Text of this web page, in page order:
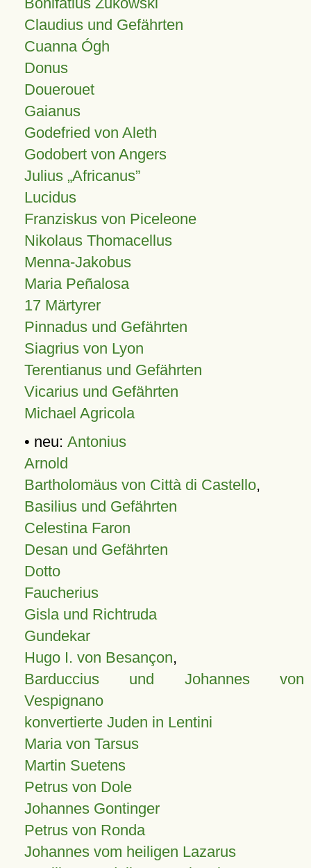
Claudius und Gefährten
Cuanna Ógh
Donus
Douerouet
Gaianus
Godefried von Aleth
Godobert von Angers
Julius Africanus
Lucidus
Franziskus von Piceleone
Nikolaus Thomacellus
Menna-Jakobus
Maria Peñalosa
17 Märtyrer
Pinnadus und Gefährten
Siagrius von Lyon
Terentianus und Gefährten
Vicarius und Gefährten
Michael Agricola
• neu: Antonius
Arnold
Bartholomäus von Città di Castello,
Basilius und Gefährten
Celestina Faron
Desan und Gefährten
Dotto
Faucherius
Gisla und Richtruda
Gundekar
Hugo I. von Besançon,
Barduccius und Johannes von
Vespignano
konvertierte Juden in Lentini
Maria von Tarsus
Martin Suetens
Petrus von Dole
Johannes Gontinger
Petrus von Ronda
Johannes vom heiligen Lazarus